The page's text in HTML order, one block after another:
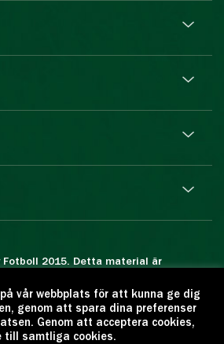
Fotboll 2015. Detta material är
annan kopiering är förbjuden.
gärna men ange källan:
Ansvarig utgivare:
vår webbplats för att kunna ge dig
genom att spara dina preferenser
Genom att acceptera cookies,
till samtliga cookies.